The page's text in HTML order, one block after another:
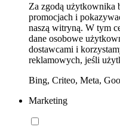
Za zgodą użytkownika
promocjach i
naszą witryną. W tym
dane osobowe
dostawcami i
reklamowych, jeśli
Bing, Criteo, Meta,
Marketing